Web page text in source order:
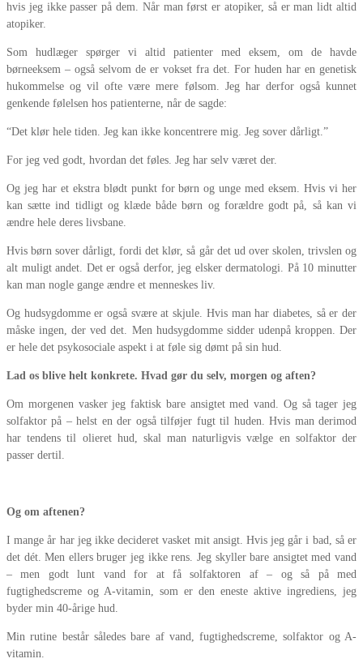
hvis jeg ikke passer på dem. Når man først er atopiker, så er man lidt altid
atopiker.
Som hudlæger spørger vi altid patienter med eksem, om de havde
børneeksem – også selvom de er vokset fra det. For huden har en genetisk
hukommelse og vil ofte være mere følsom. Jeg har derfor også kunnet
genkende følelsen hos patienterne, når de sagde:
“Det klør hele tiden. Jeg kan ikke koncentrere mig. Jeg sover dårligt.”
For jeg ved godt, hvordan det føles. Jeg har selv været der.
Og jeg har et ekstra blødt punkt for børn og unge med eksem. Hvis vi her
kan sætte ind tidligt og klæde både børn og forældre godt på, så kan vi
ændre hele deres livsbane.
Hvis børn sover dårligt, fordi det klør, så går det ud over skolen, trivslen og
alt muligt andet. Det er også derfor, jeg elsker dermatologi. På 10 minutter
kan man nogle gange ændre et menneskes liv.
Og hudsygdomme er også svære at skjule. Hvis man har diabetes, så er der
måske ingen, der ved det. Men hudsygdomme sidder udenpå kroppen. Der
er hele det psykosociale aspekt i at føle sig dømt på sin hud.
Lad os blive helt konkrete. Hvad gør du selv, morgen og aften?
Om morgenen vasker jeg faktisk bare ansigtet med vand. Og så tager jeg
solfaktor på – helst en der også tilføjer fugt til huden. Hvis man derimod
har tendens til olieret hud, skal man naturligvis vælge en solfaktor der
passer dertil.
Og om aftenen?
I mange år har jeg ikke decideret vasket mit ansigt. Hvis jeg går i bad, så er
det dét. Men ellers bruger jeg ikke rens. Jeg skyller bare ansigtet med vand
– men godt lunt vand for at få solfaktoren af – og så på med
fugtighedscreme og A-vitamin, som er den eneste aktive ingrediens, jeg
byder min 40-årige hud.
Min rutine består således bare af vand, fugtighedscreme, solfaktor og A-
vitamin.